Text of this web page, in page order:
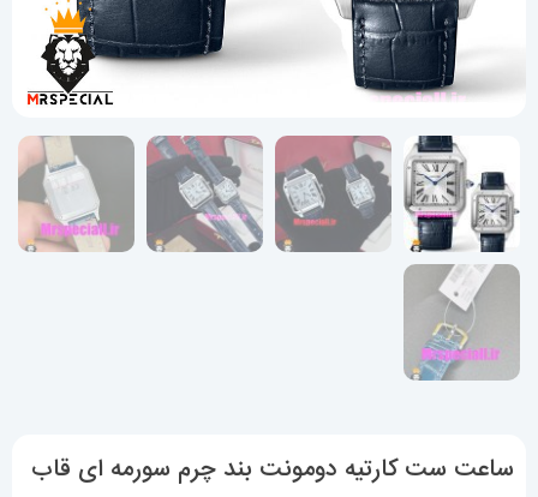
ساعت ست کارتیه دومونت بند چرم سورمه ای قاب